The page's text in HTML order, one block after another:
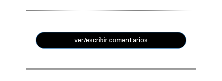
ver/escribir comentarios